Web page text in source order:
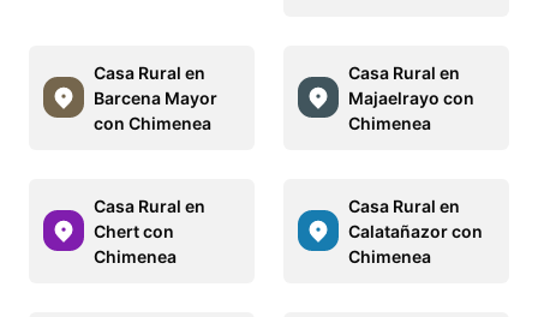
Casa Rural en
Barcena Mayor
con Chimenea
Casa Rural en
Majaelrayo con
Chimenea
Casa Rural en
Chert con
Chimenea
Casa Rural en
Calatañazor con
Chimenea